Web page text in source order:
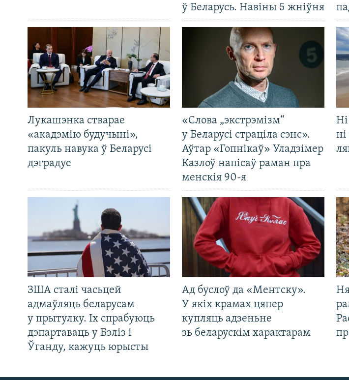
ў Беларусь. Навіны 5 жніўня
Лукашэнка стварае
«акадэмію будучыні»,
пакуль навука ў Беларусі
дэградуе
«Слова „экстрэмізм“
у Беларусі страціла сэнс».
Аўтар «Гопнікаў» Уладзімер
Казлоў напісаў раман пра
менскія 90-я
ЗША сталі часьцей
адмаўляць беларусам
у прытулку. Іх спрабуюць
дэпартаваць у Бэліз і
Ўганду, кажуць юрысты
Ад буслоў да «Ментску».
У якіх крамах цяпер
купляць адзеньне
зь беларускім характарам
Ні